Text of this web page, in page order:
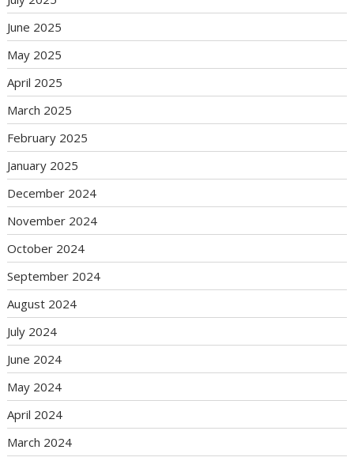
June 2025
May 2025
April 2025
March 2025
February 2025
January 2025
December 2024
November 2024
October 2024
September 2024
August 2024
July 2024
June 2024
May 2024
April 2024
March 2024